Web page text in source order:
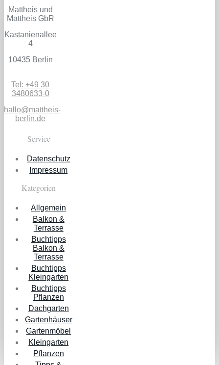
Mattheis und
Mattheis GbR
Kastanienallee
4
10435 Berlin
Tel: +49 30
3480633-0
hallo@mattheis-
berlin.de
Service
Datenschutz
Impressum
Kategorien
Allgemein
Balkon &
Terrasse
Buchtipps
Balkon &
Terrasse
Buchtipps
Kleingarten
Buchtipps
Pflanzen
Dachgarten
Gartenhäuser
Gartenmöbel
Kleingarten
Pflanzen